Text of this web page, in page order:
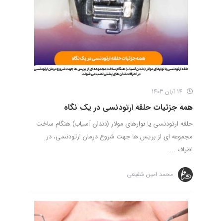
همه جزئیات حلقه ارتودنسی در یک نگاه
حلقه ارتودنسی یا نوارهای مولار (دندان آسیاب) هنگام ساخت
مجموعه ای از بریس ها جهت شروع درمان ارتودنسی، در
اطراف ...
محمد امین شفیعی